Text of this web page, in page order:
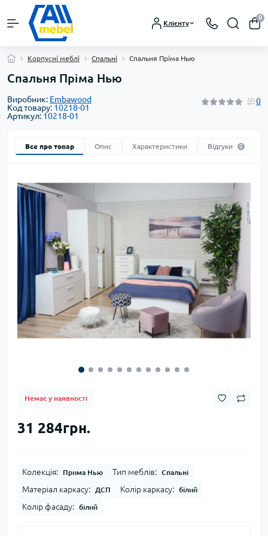
Клієнту
0
Корпусні меблі Спальні Спальня Пріма Нью
Спальня Пріма Нью
Виробник: Embawood
Код товару: 10218-01
Артикул: 10218-01
0
Все про товар Опис Характеристики Відгуки 0
Немає у наявності
31 284грн.
Колекція: Прима Нью Тип меблів: Спальні
Матеріал каркасу: ДСП Колір каркасу: білий
Колір фасаду: білий